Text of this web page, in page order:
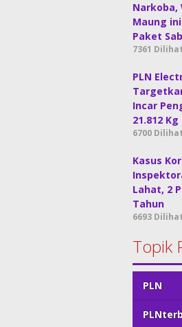
Narkoba,
Maung
Paket
7361 Dilihat
PLN
Incar
21.812
6700 Dilihat
Kasus
Lahat, 2
Tahun
6693 Dilihat
Topik
PLN